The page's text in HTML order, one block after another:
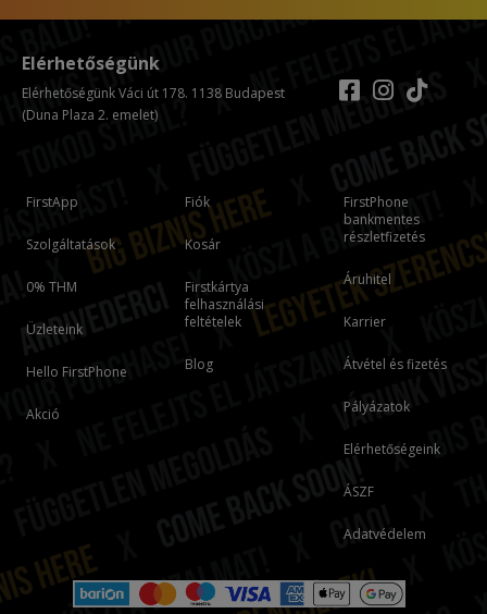
FirstApp
Szolgáltatások
0% THM
Üzleteink
Hello FirstPhone
Akció
Fiók
Kosár
Firstkártya
felhasználási
feltételek
Blog
FirstPhone
bankmentes
részletfizetés
Áruhitel
Karrier
Átvétel és fizetés
Pályázatok
Elérhetőségeink
ÁSZF
Adatvédelem
Elérhetőségünk
Elérhetőségünk Váci út 178. 1138 Budapest
(Duna Plaza 2. emelet)